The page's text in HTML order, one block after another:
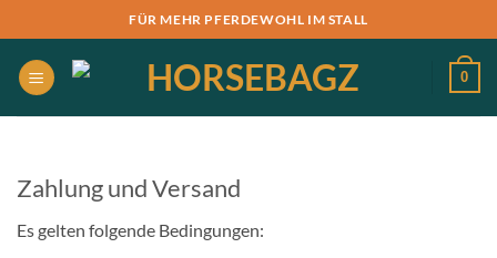
Inhalt
springen
FÜR MEHR PFERDEWOHL IM STALL
0
Zahlung und Versand
Es gelten folgende Bedingungen: